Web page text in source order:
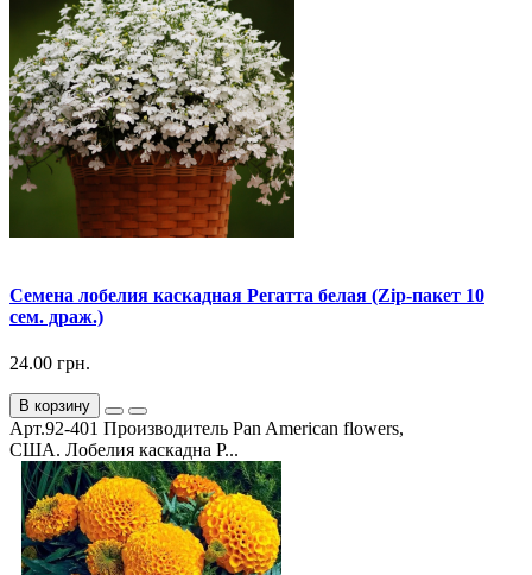
Семена лобелия каскадная Регатта белая (Zip-пакет 10
сем. драж.)
24.00 грн.
В корзину
Арт.92-401 Производитель Pan American flowers,
США. Лобелия каскадна Р...